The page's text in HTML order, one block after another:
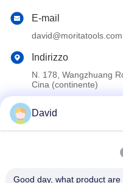
E-mail
david@moritatools.com
Indirizzo
N. 178, Wangzhuang
Cina (continente)
WUXI MORITA TOOLS
David
Good day, what product